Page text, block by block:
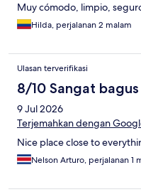
Muy cómodo, limpio,
Hilda, perjalanan 2 malam
Ulasan terverifikasi
8/10 Sangat bagus
9 Jul 2026
Terjemahkan dengan
Nice place close to
Nelson Arturo, perjalanan 1